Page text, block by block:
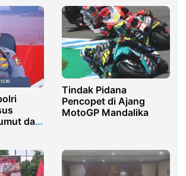
dan
Tindak Pidana
Pencopet di Ajang
MotoGP Mandalika